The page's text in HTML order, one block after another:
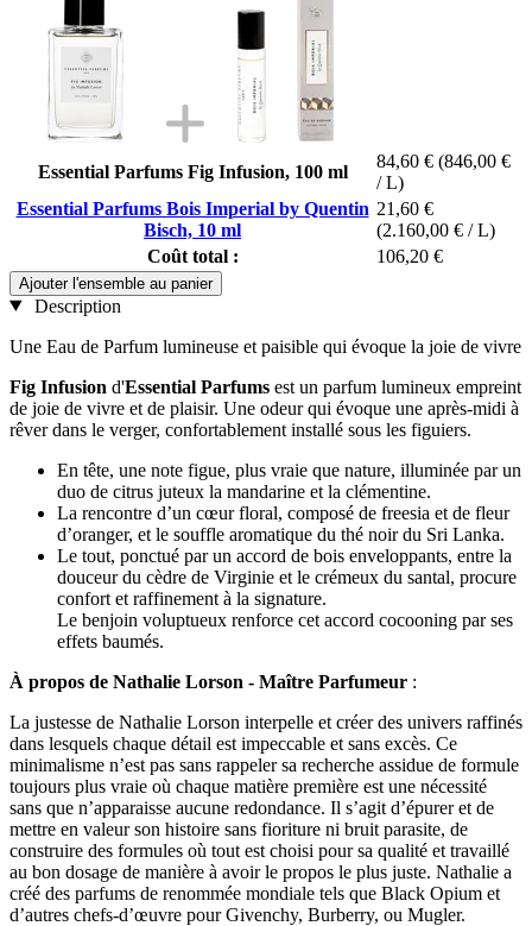
Essential Parfums Fig Infusion, 100 ml
84,60 € (846,00 €
/ L)
Essential Parfums Bois Imperial by Quentin
Bisch, 10 ml
21,60 €
(2.160,00 € / L)
Coût total :
106,20 €
Ajouter l'ensemble au panier
Description
Une Eau de Parfum lumineuse et paisible qui évoque la joie de vivre
Fig Infusion d'Essential Parfums est un parfum lumineux empreint
de joie de vivre et de plaisir. Une odeur qui évoque une après-midi à
rêver dans le verger, confortablement installé sous les figuiers.
En tête, une note figue, plus vraie que nature, illuminée par un
duo de citrus juteux la mandarine et la clémentine.
La rencontre d’un cœur floral, composé de freesia et de fleur
d’oranger, et le souffle aromatique du thé noir du Sri Lanka.
Le tout, ponctué par un accord de bois enveloppants, entre la
douceur du cèdre de Virginie et le crémeux du santal, procure
confort et raffinement à la signature.
Le benjoin voluptueux renforce cet accord cocooning par ses
effets baumés.
À propos de Nathalie Lorson - Maître Parfumeur :
La justesse de Nathalie Lorson interpelle et créer des univers raffinés
dans lesquels chaque détail est impeccable et sans excès. Ce
minimalisme n’est pas sans rappeler sa recherche assidue de formule
toujours plus vraie où chaque matière première est une nécessité
sans que n’apparaisse aucune redondance. Il s’agit d’épurer et de
mettre en valeur son histoire sans fioriture ni bruit parasite, de
construire des formules où tout est choisi pour sa qualité et travaillé
au bon dosage de manière à avoir le propos le plus juste. Nathalie a
créé des parfums de renommée mondiale tels que Black Opium et
d’autres chefs-d’œuvre pour Givenchy, Burberry, ou Mugler.